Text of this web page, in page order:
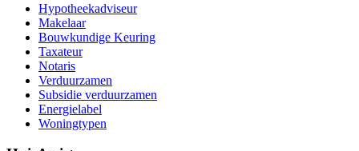
Hypotheekadviseur
Makelaar
Bouwkundige Keuring
Taxateur
Notaris
Verduurzamen
Subsidie verduurzamen
Energielabel
Woningtypen